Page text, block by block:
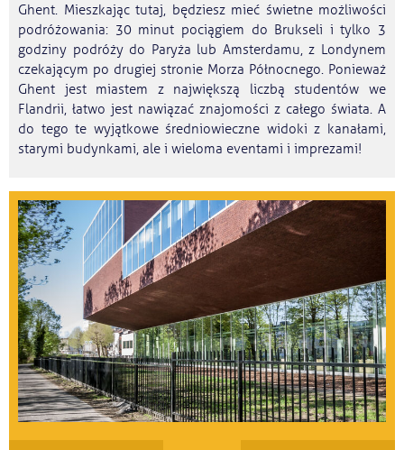
Ghent. Mieszkając tutaj, będziesz mieć świetne możliwości
podróżowania: 30 minut pociągiem do Brukseli i tylko 3
godziny podróży do Paryża lub Amsterdamu, z Londynem
czekającym po drugiej stronie Morza Północnego. Ponieważ
Ghent jest miastem z największą liczbą studentów we
Flandrii, łatwo jest nawiązać znajomości z całego świata. A
do tego te wyjątkowe średniowieczne widoki z kanałami,
starymi budynkami, ale i wieloma eventami i imprezami!